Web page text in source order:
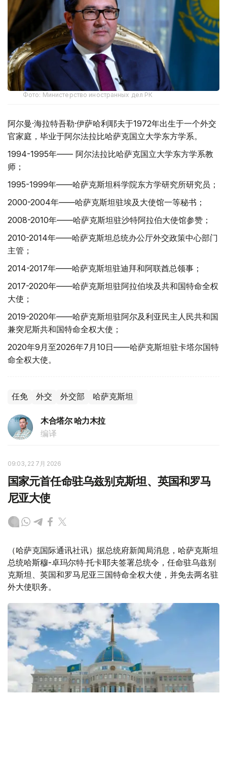
Фото: Министерство иностранных дел РК
阿尔曼·海拉特吾勒·伊萨哈利耶夫于1972年出生于一个外交
官家庭，毕业于阿尔法拉比哈萨克国立大学东方学系。
1994-1995年—— 阿尔法拉比哈萨克国立大学东方学系教
师；
1995-1999年——哈萨克斯坦科学院东方学研究所研究员；
2000-2004年——哈萨克斯坦驻埃及大使馆一等秘书；
2008-2010年——哈萨克斯坦驻沙特阿拉伯大使馆参赞；
2010-2014年——哈萨克斯坦总统办公厅外交政策中心部门
主管；
2014-2017年——哈萨克斯坦驻迪拜和阿联酋总领事；
2017-2020年——哈萨克斯坦驻阿拉伯埃及共和国特命全权
大使；
2019-2020年——哈萨克斯坦驻阿尔及利亚民主人民共和国
兼突尼斯共和国特命全权大使；
2020年9月至2026年7月10日——哈萨克斯坦驻卡塔尔国特
命全权大使。
任免 外交 外交部 哈萨克斯坦
木合塔尔 哈力木拉
编译
09:03, 22 7月 2026
国家元首任命驻乌兹别克斯坦、英国和罗马
尼亚大使
（哈萨克国际通讯社讯）据总统府新闻局消息，哈萨克斯坦
总统哈斯穆-卓玛尔特·托卡耶夫签署总统令，任命驻乌兹别
克斯坦、英国和罗马尼亚三国特命全权大使，并免去两名驻
外大使职务。